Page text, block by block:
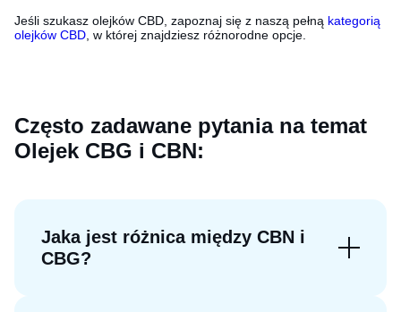
Jeśli szukasz olejków CBD, zapoznaj się z naszą pełną kategorią
olejków CBD , w której znajdziesz różnorodne opcje.
Często zadawane pytania na temat
Olejek CBG i CBN:
Jaka jest różnica między CBN i
CBG?